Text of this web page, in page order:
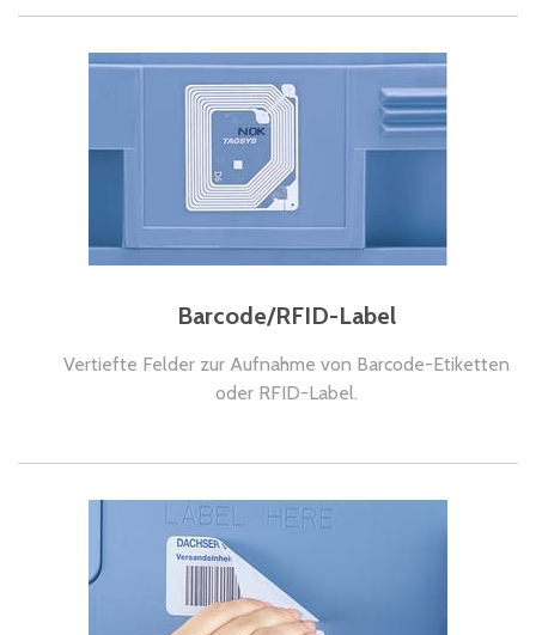
Barcode/RFID-Label
Vertiefte Felder zur Aufnahme von Barcode-Etiketten
oder RFID-Label.